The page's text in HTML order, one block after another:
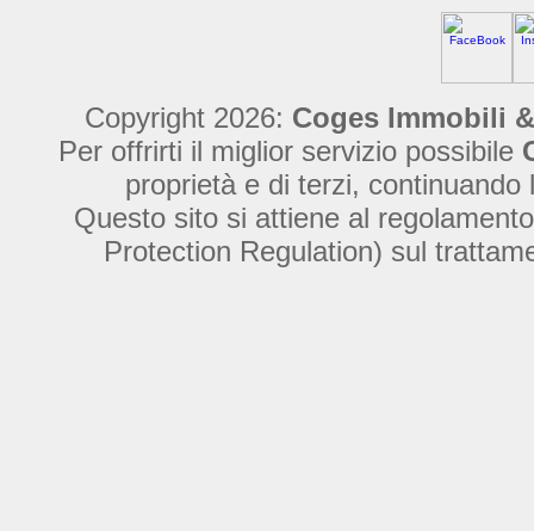
Copyright 2026: Coges Immobili
Per offrirti il miglior servizio possibile
proprietà e di terzi,
Questo sito si attiene al
Protection Regulation) sul